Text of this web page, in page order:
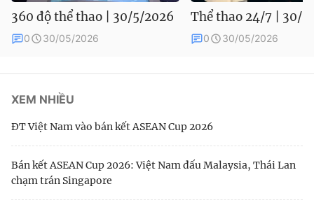
360 độ thể thao | 30/5/2026
0 30/05/2026
Thể thao 24/7 | 30/
0 30/05/2026
XEM NHIỀU
ĐT Việt Nam vào bán kết ASEAN Cup 2026
Bán kết ASEAN Cup 2026: Việt Nam đấu Malaysia, Thái Lan
chạm trán Singapore